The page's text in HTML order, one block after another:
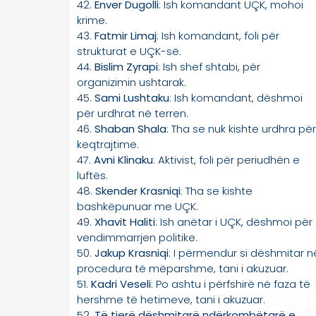
42. Enver Dugolli: Ish komandant UÇK, mohoi
krime.
43. Fatmir Limaj: Ish komandant, foli për
strukturat e UÇK-së.
44. Bislim Zyrapi: Ish shef shtabi, për
organizimin ushtarak.
45. Sami Lushtaku: Ish komandant, dëshmoi
për urdhrat në terren.
46. Shaban Shala: Tha se nuk kishte urdhra për
keqtrajtime.
47. Avni Klinaku: Aktivist, foli për periudhën e
luftës.
48. Skender Krasniqi: Tha se kishte
bashkëpunuar me UÇK.
49. Xhavit Haliti: Ish anëtar i UÇK, dëshmoi për
vendimmarrjen politike.
50. Jakup Krasniqi: I përmendur si dëshmitar
procedura të mëparshme, tani i akuzuar.
51. Kadri Veseli: Po ashtu i përfshirë në faza të
hershme të hetimeve, tani i akuzuar.